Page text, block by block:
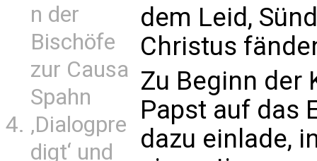
n der
Bischöfe
zur Causa
Spahn
‚Dialogpre
digt‘ und
dem Leid,
Christus
Zu Beginn der
Papst auf das
dazu einlade,